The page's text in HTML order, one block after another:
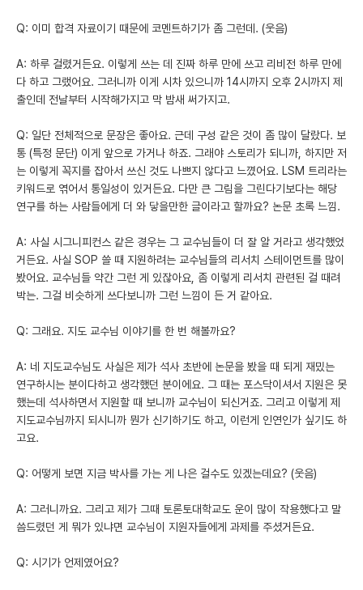
Q: 이미 합격 자료이기 때문에 코멘트하기가 좀 그런데. (웃음)
A: 하루 걸렸거든요. 이렇게 쓰는 데 진짜 하루 만에 쓰고 리비전 하루 만에
다 하고 그랬어요. 그러니까 이게 시차 있으니까 14시까지 오후 2시까지 제
출인데 전날부터 시작해가지고 막 밤새 써가지고.
Q: 일단 전체적으로 문장은 좋아요. 근데 구성 같은 것이 좀 많이 달랐다. 보
통 (특정 문단) 이게 앞으로 가거나 하죠. 그래야 스토리가 되니까, 하지만 저
는 이렇게 꼭지를 잡아서 쓰신 것도 나쁘지 않다고 느꼈어요. LSM 트리라는
키워드로 엮어서 통일성이 있거든요. 다만 큰 그림을 그린다기보다는 해당
연구를 하는 사람들에게 더 와 닿을만한 글이라고 할까요? 논문 초록 느낌.
A: 사실 시그니피컨스 같은 경우는 그 교수님들이 더 잘 알 거라고 생각했었
거든요. 사실 SOP 쓸 때 지원하려는 교수님들의 리서치 스테이먼트를 많이
봤어요. 교수님들 약간 그런 게 있잖아요, 좀 이렇게 리서치 관련된 걸 때려
박는. 그걸 비슷하게 쓰다보니까 그런 느낌이 든 거 같아요.
Q: 그래요. 지도 교수님 이야기를 한 번 해볼까요?
A: 네 지도교수님도 사실은 제가 석사 초반에 논문을 봤을 때 되게 재밌는
연구하시는 분이다하고 생각했던 분이에요. 그 때는 포스닥이셔서 지원은 못
했는데 석사하면서 지원할 때 보니까 교수님이 되신거죠. 그리고 이렇게 제
지도교수님까지 되시니까 뭔가 신기하기도 하고, 이런게 인연인가 싶기도 하
고요.
Q: 어떻게 보면 지금 박사를 가는 게 나은 걸수도 있겠는데요? (웃음)
A: 그러니까요. 그리고 제가 그때 토론토대학교도 운이 많이 작용했다고 말
씀드렸던 게 뭐가 있냐면 교수님이 지원자들에게 과제를 주셨거든요.
Q: 시기가 언제였어요?